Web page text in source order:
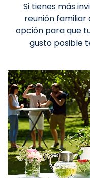
Si tienes más
reunión familiar
opción para que
gusto posible